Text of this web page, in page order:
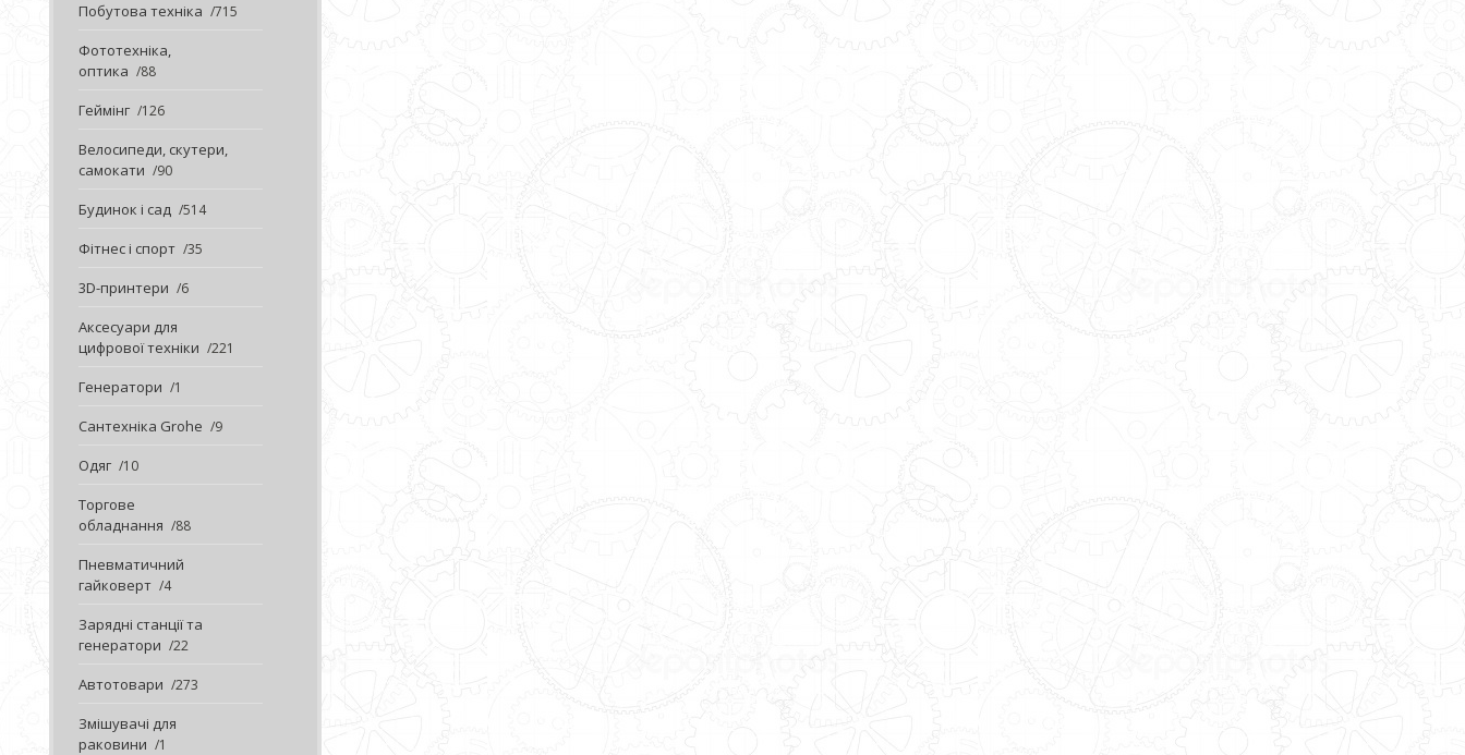
Побутова техніка 715
Фототехніка,
оптика
88
Геймінг 126
Велосипеди, скутери,
самокати
90
Будинок і сад 514
Фітнес і спорт 35
3D-принтери 6
Аксесуари для
цифрової техніки
221
Генератори 1
Сантехніка Grohe 9
Одяг 10
Торгове
обладнання
88
Пневматичний
гайковерт
4
Зарядні станції та
генератори
22
Автотовари 273
Змішувачі для
раковини
1